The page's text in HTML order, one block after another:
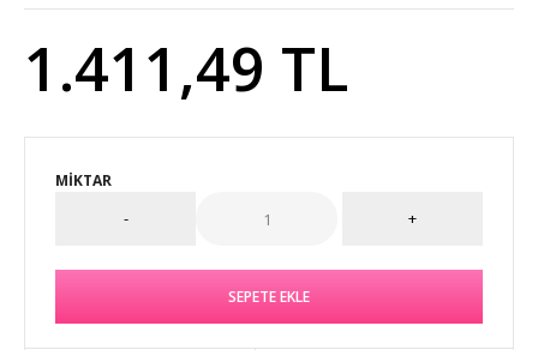
1.411,49 TL
MIKTAR